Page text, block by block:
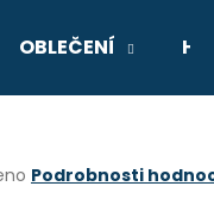
OBLEČENÍ
Podrobnosti